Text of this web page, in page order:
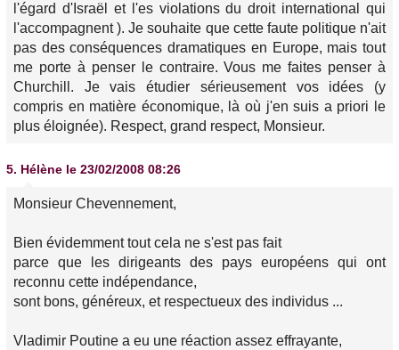
l'égard d'Israël et l'es violations du droit international qui
l'accompagnent ). Je souhaite que cette faute politique n'ait
pas des conséquences dramatiques en Europe, mais tout
me porte à penser le contraire. Vous me faites penser à
Churchill. Je vais étudier sérieusement vos idées (y
compris en matière économique, là où j'en suis a priori le
plus éloignée). Respect, grand respect, Monsieur.
5. Hélène le 23/02/2008 08:26
Monsieur Chevennement,
Bien évidemment tout cela ne s'est pas fait
parce que les dirigeants des pays européens qui ont
reconnu cette indépendance,
sont bons, généreux, et respectueux des individus ...
Vladimir Poutine a eu une réaction assez effrayante,